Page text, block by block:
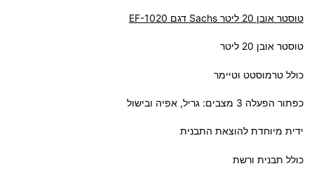
טוסטר אובן 20 ליטר Sachs דגם EF-1020
טוסטר אובן 20 ליטר
כולל טרמוסטט וטיימר
כפתור הפעלה 3 מצבים: גריל, אפיה ובישול
ידית מיוחדת להוצאת התבנית
כולל תבנית ורשת